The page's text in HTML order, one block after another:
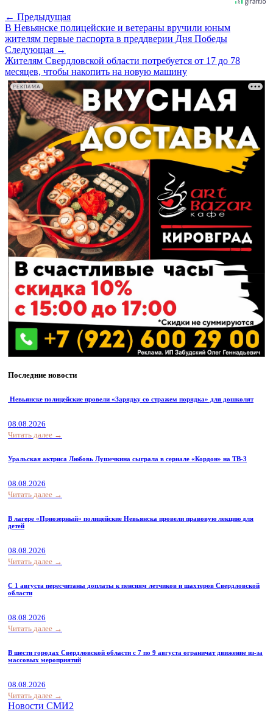
← Предыдущая
В Невьянске полицейские и ветераны вручили юным
жителям первые паспорта в преддверии Дня Победы
Следующая →
Жителям Свердловской области потребуется от 17 до 78
месяцев, чтобы накопить на новую машину
РЕКЛАМА
Последние новости
Невьянске полицейские провели «Зарядку со стражем порядка» для дошколят
08.08.2026
Читать далее →
Уральская актриса Любовь Лушечкина сыграла в сериале «Кордон» на ТВ-3
08.08.2026
Читать далее →
В лагере «Приозерный» полицейские Невьянска провели правовую лекцию для
детей
08.08.2026
Читать далее →
С 1 августа пересчитаны доплаты к пенсиям летчиков и шахтеров Свердловской
области
08.08.2026
Читать далее →
В шести городах Свердловской области с 7 по 9 августа ограничат движение из-за
массовых мероприятий
08.08.2026
Читать далее →
Новости СМИ2